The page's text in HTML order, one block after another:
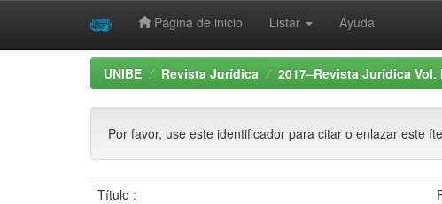
Página de inicio Listar Ayuda
UNIBE Revista Jurídica 2017–Revista Jurídica Vol.
Por favor, use este identificador para citar o enlazar este
Título :